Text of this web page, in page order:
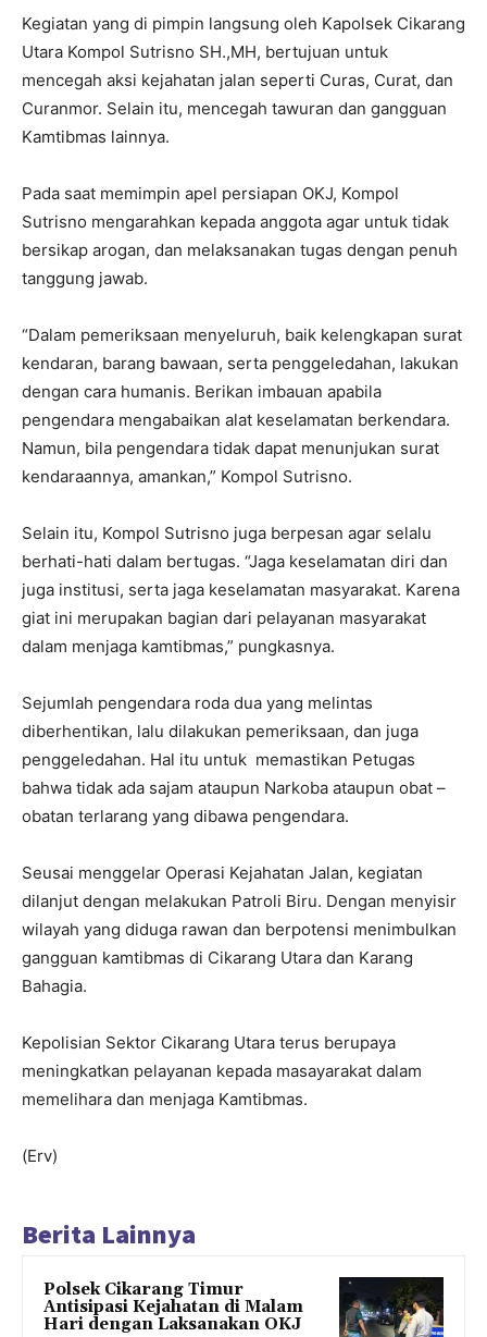
Kegiatan yang di pimpin langsung oleh Kapolsek Cikarang
Utara Kompol Sutrisno SH.,MH, bertujuan untuk
mencegah aksi kejahatan jalan seperti Curas, Curat, dan
Curanmor. Selain itu, mencegah tawuran dan gangguan
Kamtibmas lainnya.
Pada saat memimpin apel persiapan OKJ, Kompol
Sutrisno mengarahkan kepada anggota agar untuk tidak
bersikap arogan, dan melaksanakan tugas dengan penuh
tanggung jawab.
“Dalam pemeriksaan menyeluruh, baik kelengkapan surat
kendaran, barang bawaan, serta penggeledahan, lakukan
dengan cara humanis. Berikan imbauan apabila
pengendara mengabaikan alat keselamatan berkendara.
Namun, bila pengendara tidak dapat menunjukan surat
kendaraannya, amankan,” Kompol Sutrisno.
Selain itu, Kompol Sutrisno juga berpesan agar selalu
berhati-hati dalam bertugas. “Jaga keselamatan diri dan
juga institusi, serta jaga keselamatan masyarakat. Karena
giat ini merupakan bagian dari pelayanan masyarakat
dalam menjaga kamtibmas,” pungkasnya.
Sejumlah pengendara roda dua yang melintas
diberhentikan, lalu dilakukan pemeriksaan, dan juga
penggeledahan. Hal itu untuk memastikan Petugas
bahwa tidak ada sajam ataupun Narkoba ataupun obat –
obatan terlarang yang dibawa pengendara.
Seusai menggelar Operasi Kejahatan Jalan, kegiatan
dilanjut dengan melakukan Patroli Biru. Dengan menyisir
wilayah yang diduga rawan dan berpotensi menimbulkan
gangguan kamtibmas di Cikarang Utara dan Karang
Bahagia.
Kepolisian Sektor Cikarang Utara terus berupaya
meningkatkan pelayanan kepada masayarakat dalam
memelihara dan menjaga Kamtibmas.
(Erv)
Berita Lainnya
Polsek Cikarang Timur
Antisipasi Kejahatan di Malam
Hari dengan Laksanakan OKJ